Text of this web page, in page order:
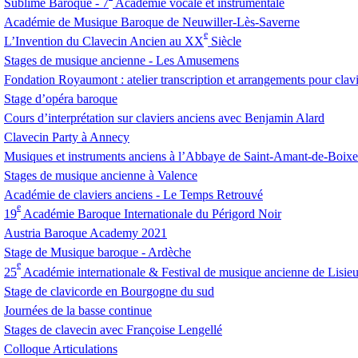
Sublime Baroque - 7 Académie vocale et instrumentale
Académie de Musique Baroque de Neuwiller-Lès-Saverne
L’Invention du Clavecin Ancien au XX
e
Siècle
Stages de musique ancienne - Les Amusemens
Fondation Royaumont : atelier transcription et arrangements pour
Stage d’opéra baroque
Cours d’interprétation sur claviers anciens avec Benjamin Alard
Clavecin Party à Annecy
Musiques et instruments anciens à l’Abbaye de Saint-Amant-de-Boixe
Stages de musique ancienne à Valence
Académie de claviers anciens - Le Temps Retrouvé
19
e
Académie Baroque Internationale du Périgord Noir
Austria Baroque Academy 2021
Stage de Musique baroque - Ardèche
25
e
Académie internationale & Festival de musique ancienne de
Stage de clavicorde en Bourgogne du sud
Journées de la basse continue
Stages de clavecin avec Françoise Lengellé
Colloque Articulations